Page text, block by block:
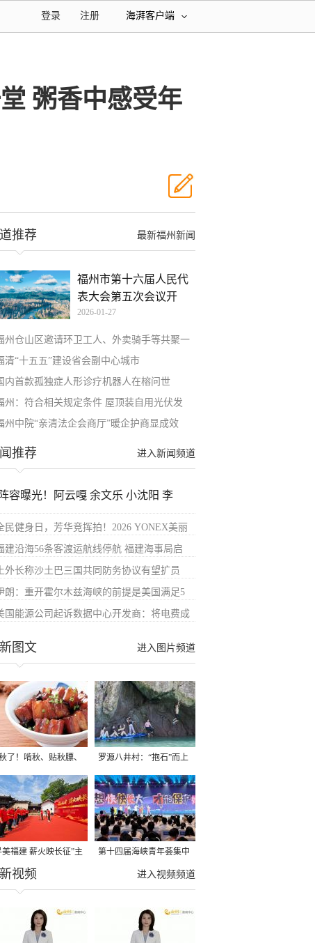
海湃客户端
注册
登录
粥香中感受年
最新福州新闻
推荐
福州市第十六届人民代
表大会第五次会议开
幕！
2026-01-27
州仓山区邀请环卫工人、外卖骑手等共聚一
清“十五五”建设省会副中心城市
内首款孤独症人形诊疗机器人在榕问世
州：符合相关规定条件 屋顶装自用光伏发
州中院“亲清法企会商厅”暖企护商显成效
进入新闻频道
推荐
容曝光！阿云嘎 余文乐 小沈阳 李
民健身日，芳华竞挥拍！2026 YONEX美丽
建沿海56条客渡运航线停航 福建海事局启
外长称沙土巴三国共同防务协议有望扩员
朗：重开霍尔木兹海峡的前提是美国满足5
国能源公司起诉数据中心开发商：将电费成
进入图片频道
图文
了！啃秋、贴秋膘、
，福建人这样过才够
罗源八井村：“抱石”而上
美福建 薪火映长征”主
动在龙岩长汀启动
第十四届海峡青年荟集中
阶段活动在福州举行
进入视频频道
视频